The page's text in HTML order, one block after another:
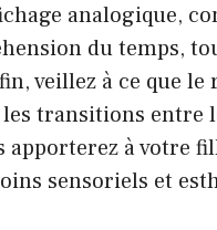
analogique,
du temps,
veillez à ce que le
transitions entre
apporterez à votre
sensoriels et